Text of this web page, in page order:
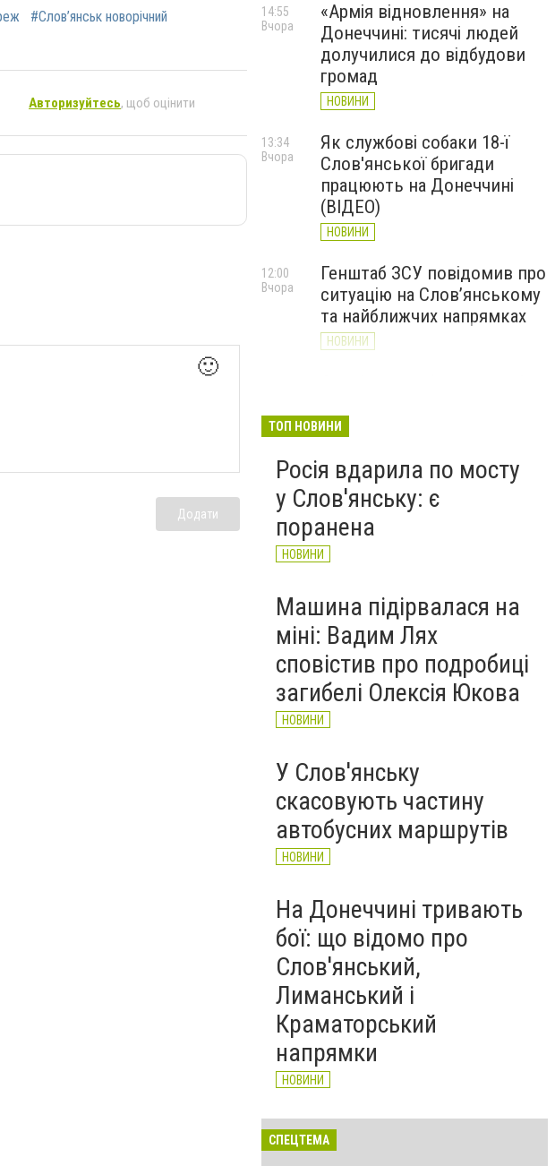
#Слов’янськ новорічний
Авторизуйтесь, щоб оцінити
🙂
Додати
«Армія відновлення» на
Донеччині: тисячі людей
долучилися до відбудови
громад
НОВИНИ
14:55
Вчора
Як службові собаки 18-ї
Слов'янської бригади
працюють на Донеччині
(ВІДЕО)
НОВИНИ
13:34
Вчора
Генштаб ЗСУ повідомив про
ситуацію на Слов’янському
та найближчих напрямках
НОВИНИ
12:00
Вчора
великої війни: 7 серпня
ТОП НОВИНИ
Росія вдарила по мосту
у Слов'янську: є
поранена
НОВИНИ
Машина підірвалася на
міні: Вадим Лях
сповістив про подробиці
загибелі Олексія Юкова
НОВИНИ
У Слов'янську
скасовують частину
автобусних маршрутів
НОВИНИ
На Донеччині тривають
бої: що відомо про
Слов'янський,
Лиманський і
Краматорський
напрямки
НОВИНИ
СПЕЦТЕМА